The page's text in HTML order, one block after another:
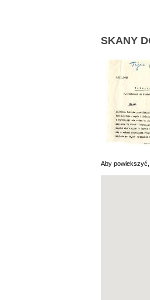
SKANY
Aby powiekszyć,